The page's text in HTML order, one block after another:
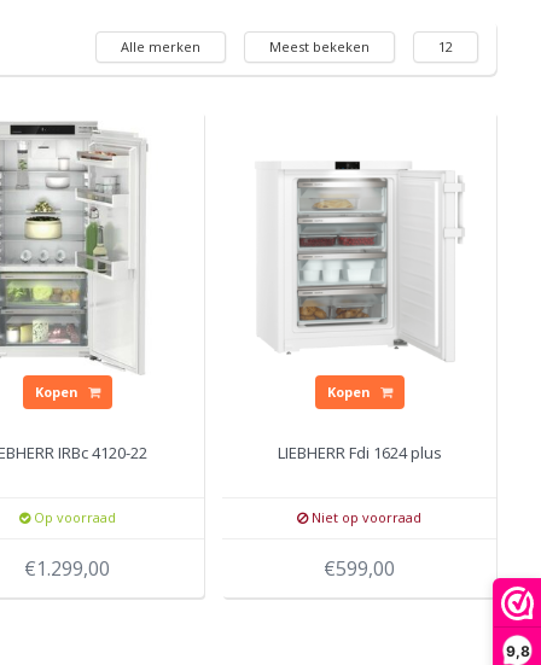
9,8
Alle merken Meest bekeken 12
Kopen
IRBc 4120-22
Op voorraad
€1.299,00
Kopen
LIEBHERR Fdi 1624 plus
Niet op voorraad
€599,00